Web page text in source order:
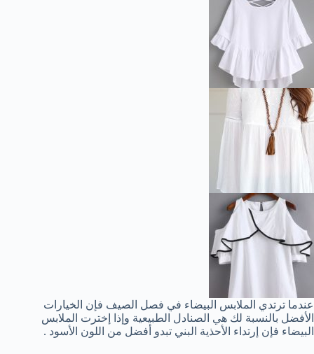
عندما ترتدي الملابس البيضاء في فصل الصيف فإن الخيارات
الأفضل بالنسبة لك هي الصنادل الطبيعية وإذا إخترت الملابس
البيضاء فإن إرتداء الأحذية البني تبدو أفضل من اللون الأسود .